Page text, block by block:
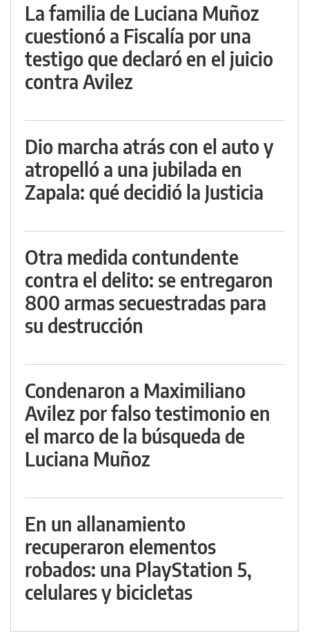
La familia de Luciana Muñoz
cuestionó a Fiscalía por una
testigo que declaró en el juicio
contra Avilez
Dio marcha atrás con el auto y
atropelló a una jubilada en
Zapala: qué decidió la Justicia
Otra medida contundente
contra el delito: se entregaron
800 armas secuestradas para
su destrucción
Condenaron a Maximiliano
Avilez por falso testimonio en
el marco de la búsqueda de
Luciana Muñoz
En un allanamiento
recuperaron elementos
robados: una PlayStation 5,
celulares y bicicletas